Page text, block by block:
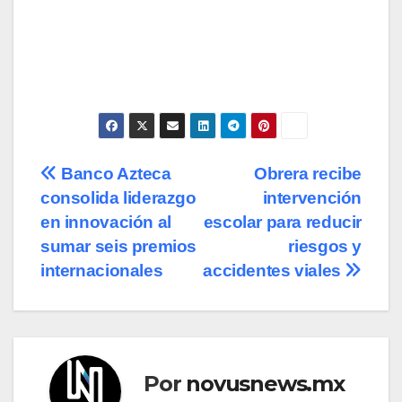
Navegación
de
entradas
Obrera recibe
intervención
escolar para reducir
riesgos y
accidentes viales
Banco Azteca
consolida liderazgo
en innovación al
sumar seis premios
internacionales
Por novusnews.mx